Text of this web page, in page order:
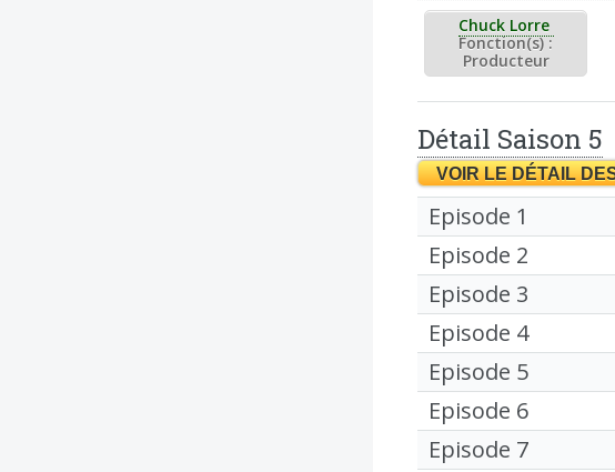
Chuck Lorre
Fonction(s) :
Producteur
Détail Saison 5
Episode 1
Episode 2
Episode 3
Episode 4
Episode 5
Episode 6
Episode 7